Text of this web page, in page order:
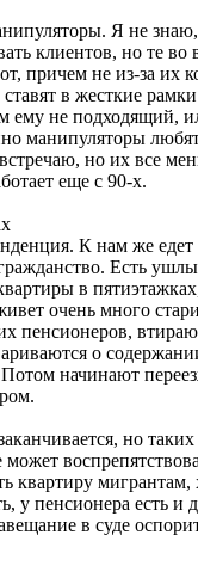
Я не
клиентов, но те
причем не из-за их
ставят в жесткие
ему не подходящий,
манипуляторы
но их все
еще с 90-х.
К нам же
Есть
в
очень много
пенсионеров,
о
начинают
но
квартиру
у пенсионера есть и
в суде